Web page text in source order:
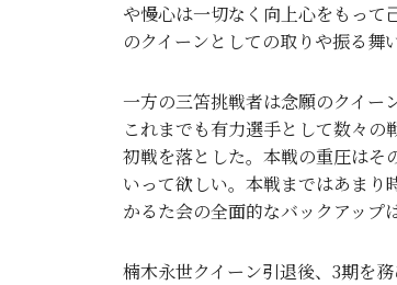
や慢心は一切なく向上心をもっ
のクイーンとしての取りや振る舞
一方の三笘挑戦者は念願のクイー
これまでも有力選手として数々
初戦を落とした。本戦の重圧はそ
いって欲しい。本戦まではあまり
かるた会の全面的なバックアップ
楠木永世クイーン引退後、3期を